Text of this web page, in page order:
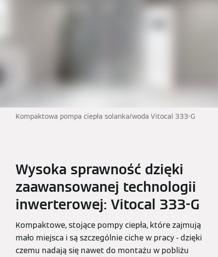
Kompaktowa pompa ciepła solanka/woda Vitocal 333-G
Wysoka sprawność dzięki
zaawansowanej technologii
inwerterowej: Vitocal 333-G
Kompaktowe, stojące pompy ciepła, które zajmują
mało miejsca i są szczególnie ciche w pracy - dzięki
czemu nadają się nawet do montażu w pobliżu